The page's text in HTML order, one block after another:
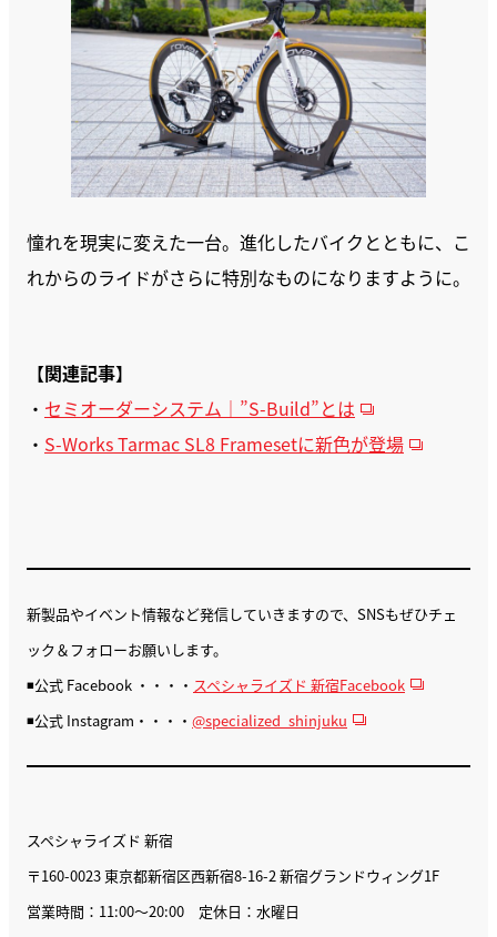
憧れを現実に変えた一台。進化したバイクとともに、こ
れからのライドがさらに特別なものになりますように。
【関連記事】
・ セミオーダーシステム｜”S-Build”とは
・ S-Works Tarmac SL8 Framesetに新色が登場
新製品やイベント情報など発信していきますので、SNSもぜひチェ
ック＆フォローお願いします。
◾️公式 Facebook ・・・・ スペシャライズド 新宿Facebook
◾️公式 Instagram・・・・ @specialized_shinjuku
スペシャライズド 新宿
〒160-0023 東京都新宿区西新宿8-16-2 新宿グランドウィング1F
営業時間：11:00〜20:00 定休日：水曜日